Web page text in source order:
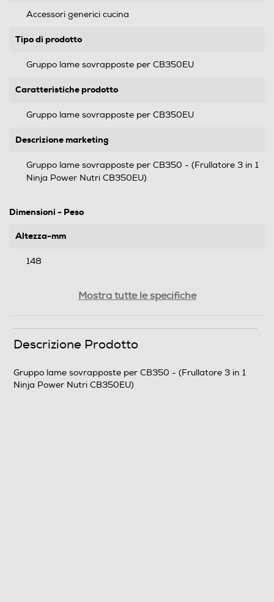
Accessori generici cucina
Tipo di prodotto
Gruppo lame sovrapposte per CB350EU
Caratteristiche prodotto
Gruppo lame sovrapposte per CB350EU
Descrizione marketing
Gruppo lame sovrapposte per CB350 - (Frullatore 3 in 1
Ninja Power Nutri CB350EU)
Dimensioni - Peso
Altezza-mm
148
Peso-Kg
Mostra tutte le specifiche
Descrizione Prodotto
Gruppo lame sovrapposte per CB350 - (Frullatore 3 in 1
Ninja Power Nutri CB350EU)